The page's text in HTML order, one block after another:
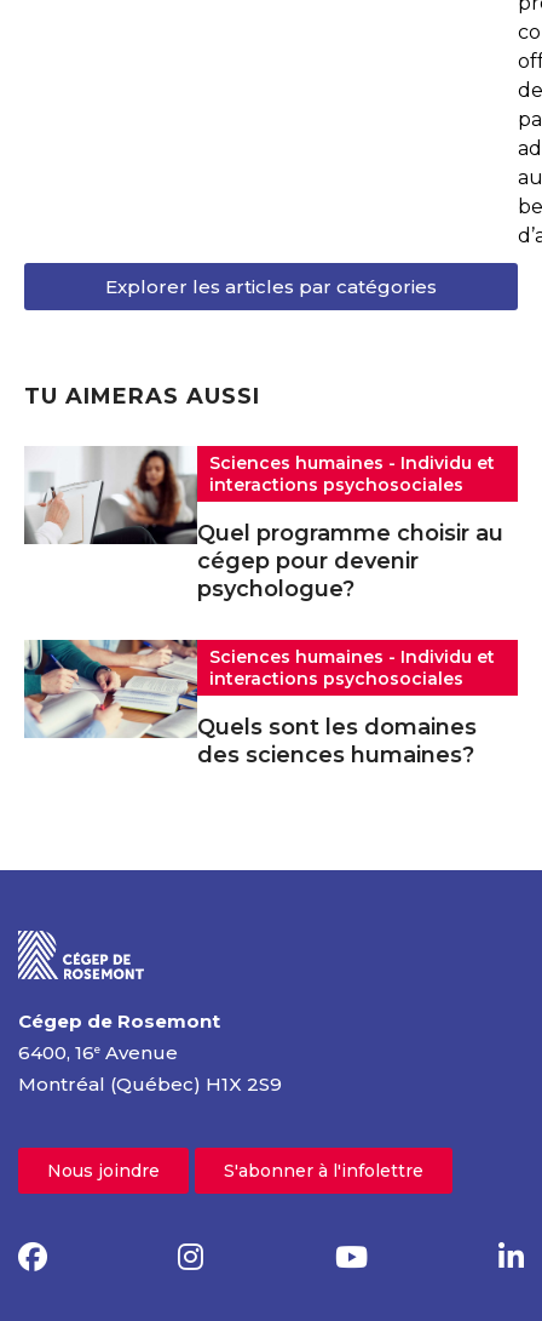
Explorer les articles par catégories
TU AIMERAS AUSSI
Sciences humaines - Individu et
interactions psychosociales
Quel programme choisir au
cégep pour devenir
psychologue?
Sciences humaines - Individu et
interactions psychosociales
Quels sont les domaines
des sciences humaines?
Cégep de Rosemont
6400, 16e Avenue
Montréal (Québec) H1X 2S9
Nous joindre S'abonner à l'infolettre